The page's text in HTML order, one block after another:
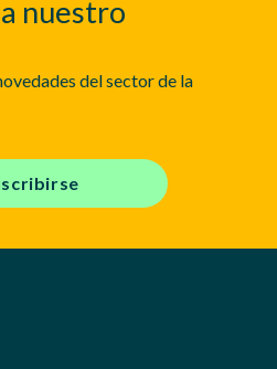
nuestro
del sector de la